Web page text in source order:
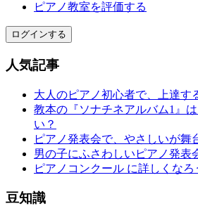
ピアノ教室を評価する
ログインする
人気記事
大人のピアノ初心者で、上達す
教本の『ソナチネアルバム1』
い？
ピアノ発表会で、やさしいが舞
男の子にふさわしいピアノ発表
ピアノコンクール に詳しくなろ
豆知識